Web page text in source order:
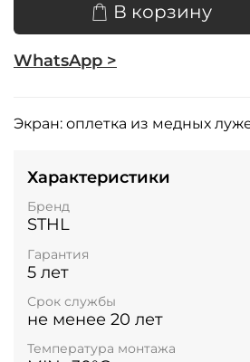
В корзину
WhatsApp >
Экран: оплетка из медных
Характеристики
Бренд
STHL
Гарантия
5 лет
Срок службы
не менее 20 лет
Температура монтажа